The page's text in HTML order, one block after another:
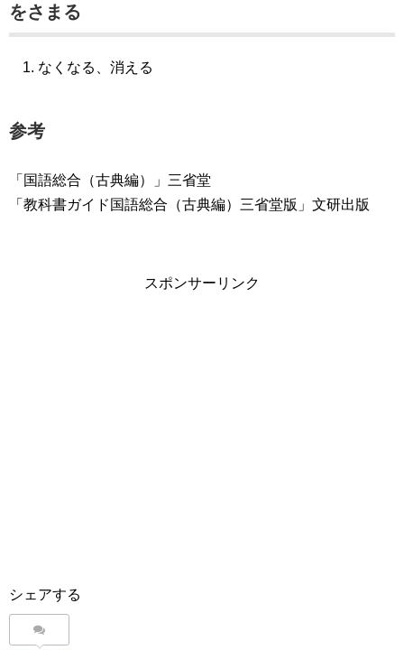
をさまる
なくなる、消える
参考
「国語総合（古典編）」三省堂
「教科書ガイド国語総合（古典編）三省堂版」文研出版
スポンサーリンク
シェアする